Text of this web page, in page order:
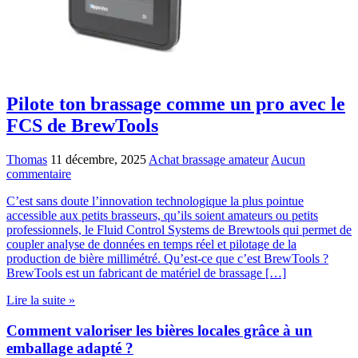
Pilote ton brassage comme un pro avec le
FCS de BrewTools
Thomas 11 décembre, 2025 Achat brassage amateur Aucun
commentaire
C’est sans doute l’innovation technologique la plus pointue
accessible aux petits brasseurs, qu’ils soient amateurs ou petits
professionnels, le Fluid Control Systems de Brewtools qui permet de
coupler analyse de données en temps réel et pilotage de la
production de bière millimétré. Qu’est-ce que c’est BrewTools ?
BrewTools est un fabricant de matériel de brassage […]
Lire la suite »
Comment valoriser les bières locales grâce à un
emballage adapté ?